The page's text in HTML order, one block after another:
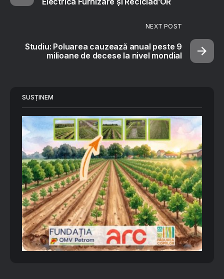
NEXT POST
Studiu: Poluarea cauzează anual peste 9
milioane de decese la nivel mondial
SUSȚINEM